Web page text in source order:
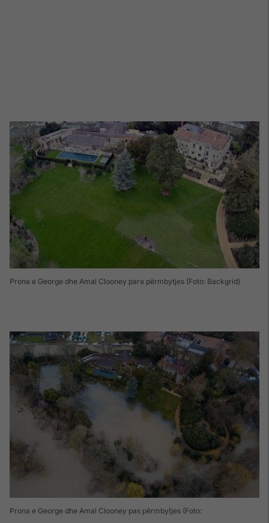
Prona e George dhe Amal Clooney para përmbytjes (Foto: Backgrid)
Prona e George dhe Amal Clooney pas përmbytjes (Foto: